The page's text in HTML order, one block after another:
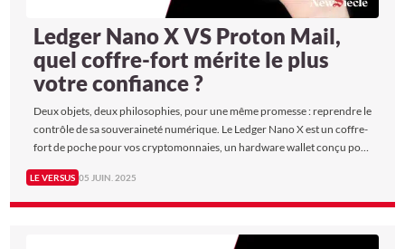
Ledger Nano X VS Proton Mail,
quel coffre-fort mérite le plus
votre confiance ?
Deux objets, deux philosophies, pour une même promesse : reprendre le
contrôle de sa souveraineté numérique. Le Ledger Nano X est un coffre-
fort de poche pour vos cryptomonnaies, un hardware wallet conçu pour
service de messagerie suisse qui défie les GAFAM en offrant une
confidentialité radicale, sans publicité ni surveillance.
LE VERSUS 05 JUIN. 2025